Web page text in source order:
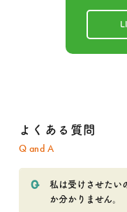
よくある質問
Q and A
私は受けさせたい
か分かりません。